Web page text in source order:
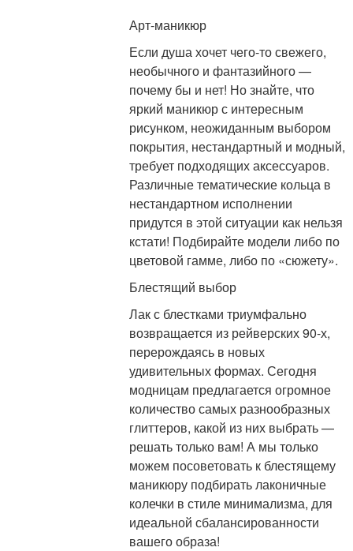
Арт-маникюр
Если душа хочет чего-то свежего,
необычного и фантазийного —
почему бы и нет! Но знайте, что
яркий маникюр с интересным
рисунком, неожиданным выбором
покрытия, нестандартный и модный,
требует подходящих аксессуаров.
Различные тематические кольца в
нестандартном исполнении
придутся в этой ситуации как нельзя
кстати! Подбирайте модели либо по
цветовой гамме, либо по «сюжету».
Блестящий выбор
Лак с блестками триумфально
возвращается из рейверских 90-х,
перерождаясь в новых
удивительных формах. Сегодня
модницам предлагается огромное
количество самых разнообразных
глиттеров, какой из них выбрать —
решать только вам! А мы только
можем посоветовать к блестящему
маникюру подбирать лаконичные
колечки в стиле минимализма, для
идеальной сбалансированности
вашего образа!